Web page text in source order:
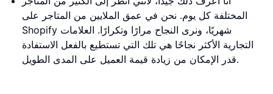
المختلفة كل يوم. نحن في عمق الملايين من المتاجر على
Shopify شهريًا، ونرى النجاح مرارًا وتكرارًا. العلامات
التجارية الأكثر نجاحًا هي تلك التي تستطيع بالفعل الاستفادة
قدر الإمكان من زيادة قيمة العميل على المدى الطويل.